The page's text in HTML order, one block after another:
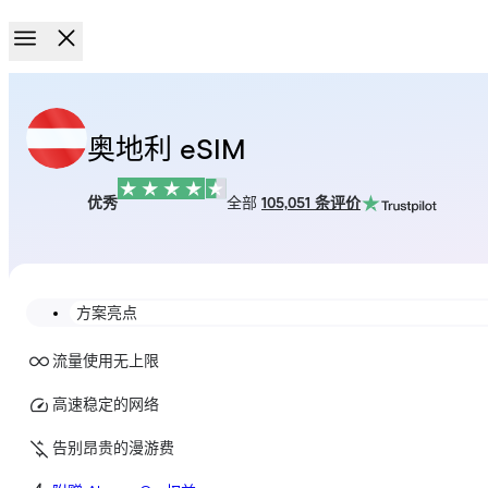
奥地利 eSIM
优秀 全部 105,051 条评价
方案亮点
流量使用无上限
高速稳定的网络
告别昂贵的漫游费